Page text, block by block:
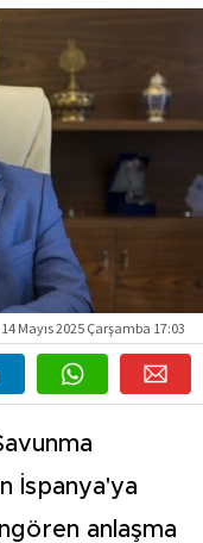
14 Mayıs 2025 Çarşamba 17:03
İspanya'ya
anlaşma